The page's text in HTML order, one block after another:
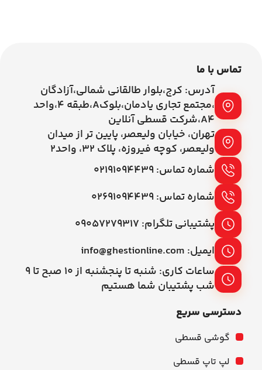
تماس با ما
آدرس: کرج،بلوار طالقانی شمالی،آزادگان
،مجتمع تجاری یادمان،بلوکA،طبقه ۴،واحد
A4،شرکت قسطی آنلاین
تهران، خیابان ولیعصر، پایین تر از میدان
ولیعصر، کوچه فیروزه، پلاک 32، واحد2
شماره تماس: ۰۲۱۹۱۰۹۴۴۳۹
شماره تماس: ۰۲۶۹۱۰۹۴۴۳۹
پشتیبانی تلگرام: ۰۹۰۵۷۲۷۹۳۱۷
ایمیل: info@ghestionline.com
ساعات کاری: شنبه تا پنجشنبه از ۱۰ صبح تا ۹
شب پشتیبان شما هستیم
دسترسی سریع
گوشی قسطی
لپ تاپ قسطی